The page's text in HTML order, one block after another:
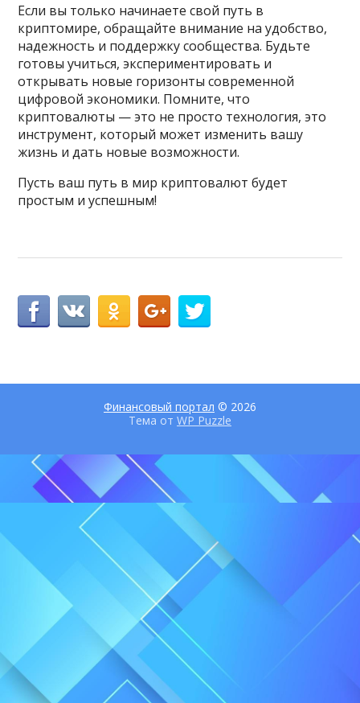
Если вы только начинаете свой путь в
криптомире, обращайте внимание на удобство,
надежность и поддержку сообщества. Будьте
готовы учиться, экспериментировать и
открывать новые горизонты современной
цифровой экономики. Помните, что
криптовалюты — это не просто технология, это
инструмент, который может изменить вашу
жизнь и дать новые возможности.
Пусть ваш путь в мир криптовалют будет
простым и успешным!
Финансовый портал © 2026
Тема от WP Puzzle